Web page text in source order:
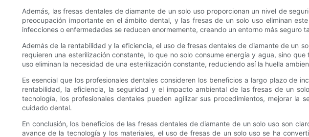
Además, las fresas dentales de diamante de un solo uso proporcionan un nivel de
preocupación importante en el ámbito dental, y las fresas de un solo uso eliminan
infecciones o enfermedades se reducen enormemente, creando un entorno más seguro
Además de la rentabilidad y la eficiencia, el uso de fresas dentales de diamante de un
requieren una esterilización constante, lo que no solo consume energía y agua, sino
uso eliminan la necesidad de una esterilización constante, reduciendo así la huella
Es esencial que los profesionales dentales consideren los beneficios a largo plazo de
rentabilidad, la eficiencia, la seguridad y el impacto ambiental de las fresas de un
tecnología, los profesionales dentales pueden agilizar sus procedimientos, mejorar
cuidado dental.
En conclusión, los beneficios de las fresas dentales de diamante de un solo uso son
avance de la tecnología y los materiales, el uso de fresas de un solo uso se ha